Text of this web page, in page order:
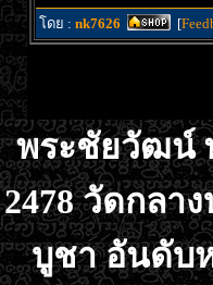
โดย : nk7626 [
พระชัยวัฒน์
2478 วัดกลา
บูชา อันดับ